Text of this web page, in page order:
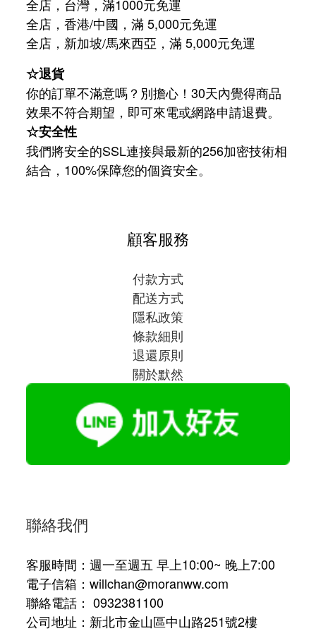
全店，台灣，滿1000元免運
全店，香港/中國，滿 5,000元免運
全店，新加坡/馬來西亞，滿 5,000元免運
☆退貨
你的訂單不滿意嗎？別擔心！30天內覺得商品
效果不符合期望，即可來電或網路申請退費。
☆安全性
我們將安全的SSL連接與最新的256加密技術相
結合，100%保障您的個資安全。
顧客服務
付款方式
配送方式
隱私政策
條款細則
退還原則
關於默然
聯絡我們
客服時間：週一至週五 早上10:00~ 晚上7:00
電子信箱：willchan@moranww.com
聯絡電話： 0932381100
公司地址：新北市金山區中山路251號2樓